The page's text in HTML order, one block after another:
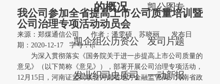
的概况
凯
发
企
业
组
织
公
司
历
史
资
质
公
司
凯
发
一
公
司
动
图
片
新
专
题
报
我公司参加全省提高上市公司质量培训暨
公司治理专项活动动员会
来源：郑煤通信公司 作者：潘雯硕 苏晓丽
发布日
期：2020-12-17
字号：t|t
为深入贯彻落实《国务院关于进一步提高上市公司质量的
意见》（以下简称《意见》），部署开展公司治理专项活动，
12月15日，河南证监局联合河南省地方金融监管局、河南省政